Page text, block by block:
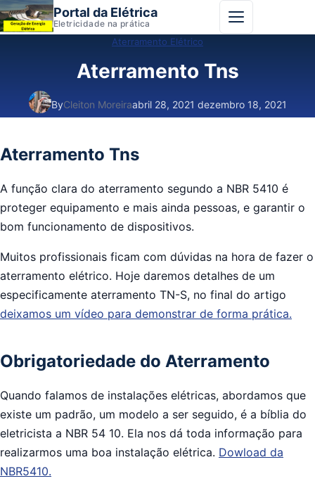
Portal da Elétrica
Eletricidade na prática Abrir menu
Aterramento Elétrico
Aterramento Tns
ByCleiton Moreiraabril 28, 2021 dezembro 18, 2021
Aterramento Tns
A função clara do aterramento segundo a NBR 5410 é
proteger equipamento e mais ainda pessoas, e garantir o
bom funcionamento de dispositivos.
Muitos profissionais ficam com dúvidas na hora de fazer o
aterramento elétrico. Hoje daremos detalhes de um
especificamente aterramento TN-S, no final do artigo
deixamos um vídeo para demonstrar de forma prática.
Obrigatoriedade do Aterramento
Quando falamos de instalações elétricas, abordamos que
existe um padrão, um modelo a ser seguido, é a bíblia do
eletricista a NBR 54 10. Ela nos dá toda informação para
realizarmos uma boa instalação elétrica. Dowload da
NBR5410.